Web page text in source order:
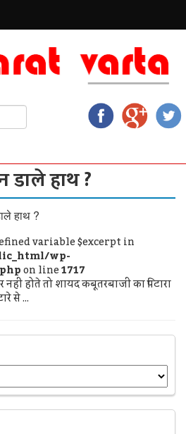
डाले हाथ ?
हाथ ?
variable $excerpt in
wp-
on line1717
नहीं होते तो शायद कबूतरबाजी का पिटारा
से ...